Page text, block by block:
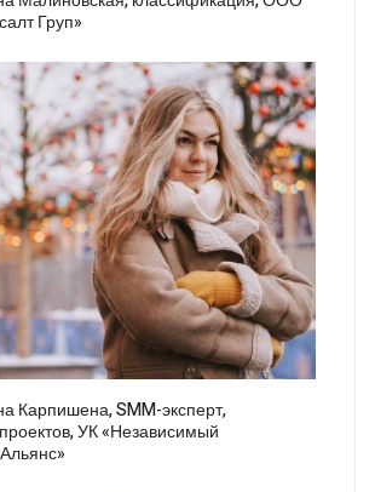
Груп»
Карпишена, SMM-эксперт,
УК «Независимый